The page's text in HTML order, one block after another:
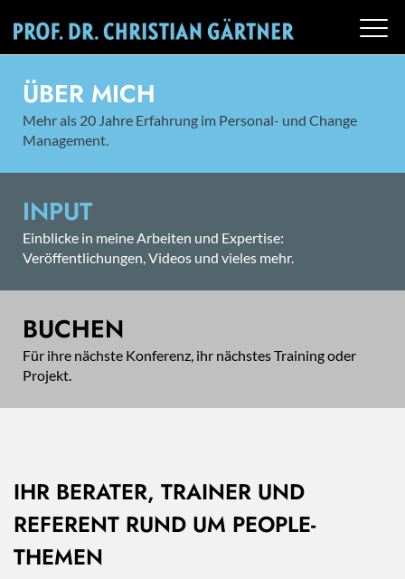
ÜBER MICH
Mehr als 20 Jahre Erfahrung im Personal- und Change
Management.
INPUT
Einblicke in meine Arbeiten und Expertise:
Veröffentlichungen, Videos und vieles mehr.
BUCHEN
Für ihre nächste Konferenz, ihr nächstes Training oder
Projekt.
IHR BERATER, TRAINER UND
REFERENT RUND UM PEOPLE-
THEMEN